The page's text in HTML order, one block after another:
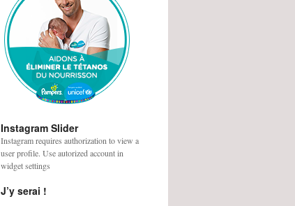
Instagram Slider
Instagram requires authorization to view a
user profile. Use autorized account in
widget settings
J’y serai !